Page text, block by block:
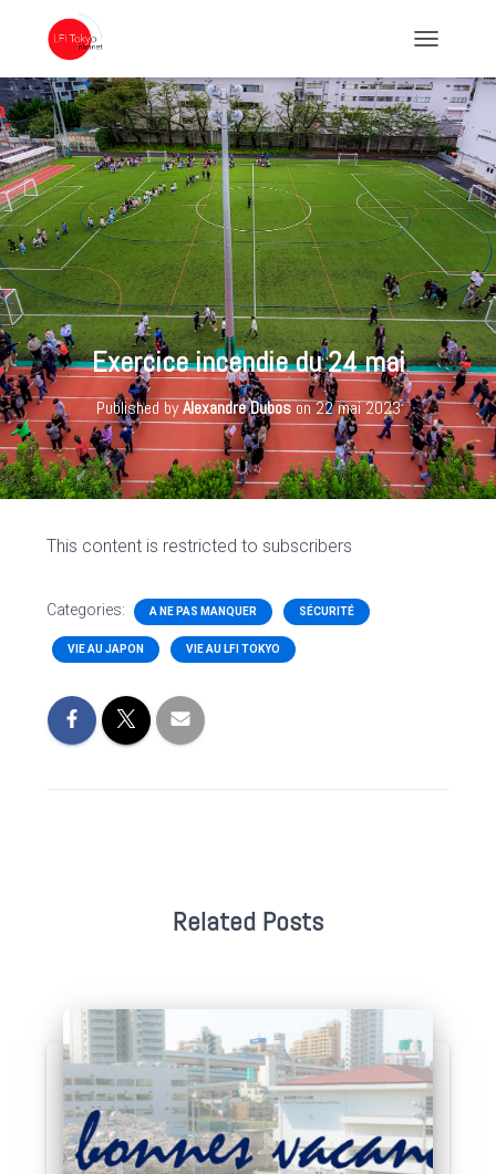
Exercice incendie du 24 mai
Published byAlexandre Duboson22 mai 2023
This content is restricted to subscribers
Categories: A NE PAS MANQUER SÉCURITÉ
VIE AU JAPON VIE AU LFI TOKYO
Related Posts